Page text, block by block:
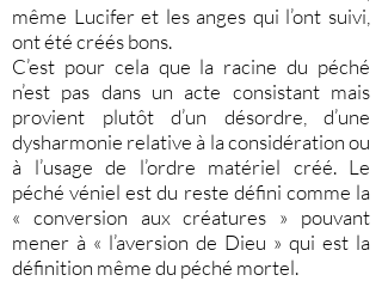
même Lucifer et les anges qui l’ont suivi,
ont été créés bons.
C’est pour cela que la racine du péché
n’est pas dans un acte consistant mais
provient plutôt d’un désordre, d’une
dysharmonie relative à la considération ou
à l’usage de l’ordre matériel créé. Le
péché véniel est du reste défini comme la
« conversion aux créatures » pouvant
mener à « l’aversion de Dieu » qui est la
définition même du péché mortel.